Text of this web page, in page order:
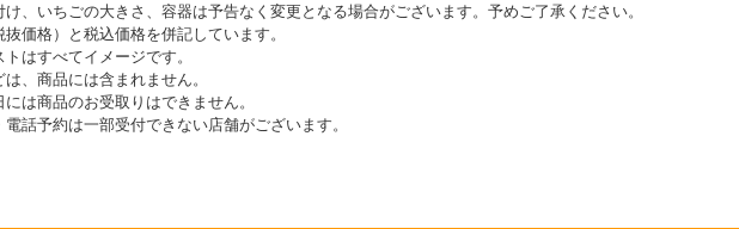
け、いちごの大きさ、容器は予告なく変更となる場合がございます。予めご了承ください。
価格）と税込価格を併記しています。
はすべてイメージです。
、商品には含まれません。
は商品のお受取りはできません。
話予約は一部受付できない店舗がございます。